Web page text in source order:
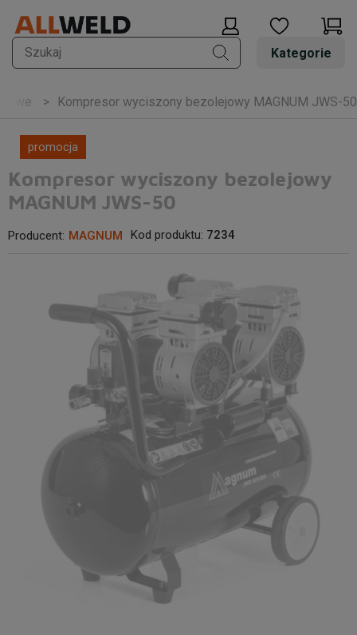
Kategorie
Kompresor wyciszony bezolejowy MAGNUM JWS-50
Kompresor wyciszony bezolejowy
MAGNUM JWS-50
Producent: MAGNUM Kod produktu: 7234
promocja